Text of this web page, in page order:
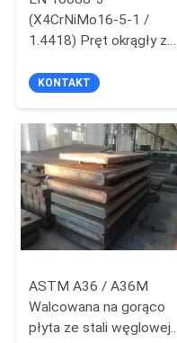
SITEMAP
POLICY
(X4CrNiMo16-5-1 /
1.4418) Pręt okrągły ze
110mm
KONTAKT
ASTM A36 / A36M
Walcowana na gorąco
płyta ze stali węglowej